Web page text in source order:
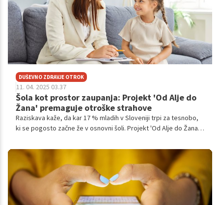
DUŠEVNO ZDRAVJE OTROK
11. 04. 2025 03.37
Šola kot prostor zaupanja: Projekt 'Od Alje do
Žana' premaguje otroške strahove
Raziskava kaže, da kar 17 % mladih v Sloveniji trpi za tesnobo,
ki se pogosto začne že v osnovni šoli. Projekt 'Od Alje do Žana' v
Anite Ogulin – ZPM pod vodstvom dr. Anice Mikuš Kos, gradi
okolje, kjer strah ni tabu. Z zgodbami učencev in učiteljev
projekt dokazuje, da je strah lahko premagan s pogumom in
podporo.